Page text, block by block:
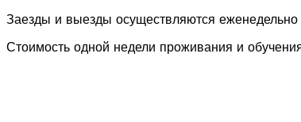
Заезды и выезды осуществляются
Стоимость одной недели проживания и